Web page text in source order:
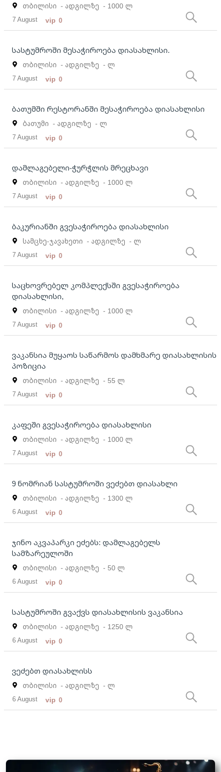
თბილისი - ადგილზე - 1000 ლ
7 August vip 0
სასტუმროში მესაჭიროება დიასახლისი.
თბილისი - ადგილზე - ლ
7 August vip 0
ბათუმში რესტორანში მესაჭიროება დიასახლისი
ბათუმი - ადგილზე - ლ
7 August vip 0
დამლაგებელი-ჭურჭლის მრეცხავი
თბილისი - ადგილზე - 1000 ლ
7 August vip 0
ბაკურიანში გვესაჭიროება დიასახლისი
სამცხე-ჯავახეთი - ადგილზე - ლ
7 August vip 0
საცხოვრებელ კომპლექსში გვესაჭიროება
დიასახლისი,
თბილისი - ადგილზე - 1000 ლ
7 August vip 0
ვაკანსია მუყაოს საწარმოს დამხმარე დიასახლისის
პოზიცია
თბილისი - ადგილზე - 55 ლ
7 August vip 0
კაფეში გვესაჭიროება დიასახლისი
თბილისი - ადგილზე - 1000 ლ
7 August vip 0
9 ნომრიან სასტუმროში ვეძებთ დიასახლი
თბილისი - ადგილზე - 1300 ლ
6 August vip 0
ჯინო აკვაპარკი ეძებს: დამლაგებელს
სამზარეულოში
თბილისი - ადგილზე - 50 ლ
6 August vip 0
სასტუმროში გვაქვს დიასახლისის ვაკანსია
თბილისი - ადგილზე - 1250 ლ
6 August vip 0
ვეძებთ დიასახლისს
თბილისი - ადგილზე - ლ
6 August vip 0